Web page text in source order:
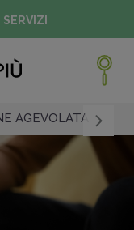
AGEVOLATA